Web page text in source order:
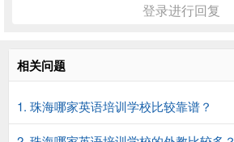
登录进行回复
相关问题
1. 珠海哪家英语培训学校比较靠谱？